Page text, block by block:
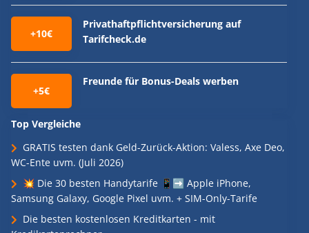
+10€
Privathaftpflichtversicherung auf
Tarifcheck.de
+5€
Freunde für Bonus-Deals werben
Top Vergleiche
GRATIS testen dank Geld-Zurück-Aktion: Valess, Axe Deo,
WC-Ente uvm. (Juli 2026)
💥 Die 30 besten Handytarife 📱➡️ Apple iPhone,
Samsung Galaxy, Google Pixel uvm. + SIM-Only-Tarife
Die besten kostenlosen Kreditkarten - mit